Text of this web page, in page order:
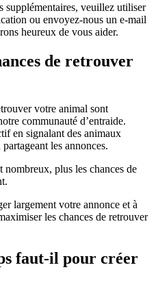
supplémentaires, veuillez utiliser
ou envoyez-nous un e-mail
heureux de vous aider.
de retrouver
votre animal sont
communauté d’entraide.
en signalant des animaux
les annonces.
nombreux, plus les chances de
largement votre annonce et à
les chances de retrouver
faut-il pour créer